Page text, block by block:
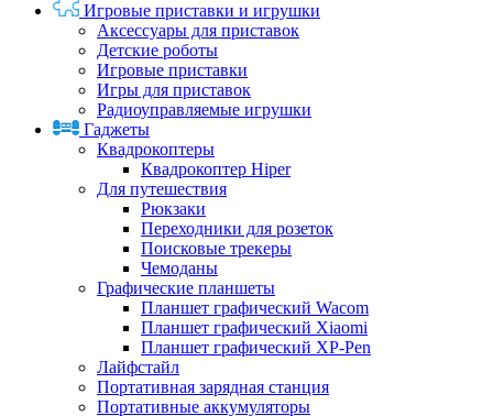
Игровые приставки и игрушки
Аксессуары для приставок
Детские роботы
Игровые приставки
Игры для приставок
Радиоуправляемые игрушки
Гаджеты
Квадрокоптеры
Квадрокоптер Hiper
Для путешествия
Рюкзаки
Переходники для розеток
Поисковые трекеры
Чемоданы
Графические планшеты
Планшет графический Wacom
Планшет графический Xiaomi
Планшет графический XP-Pen
Лайфстайл
Портативная зарядная станция
Портативные аккумуляторы